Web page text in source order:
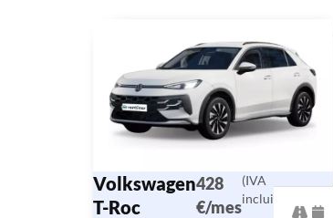
Volkswagen
T-Roc
428
€/mes
(IVA
incluido)